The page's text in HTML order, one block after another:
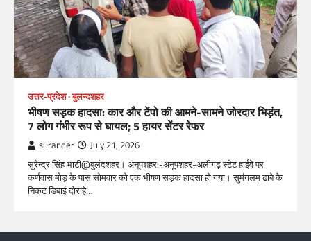
उत्तर-प्रदेश बुलन्दशहर
भीषण सड़क हादसा: कार और टेंपो की आमने-सामने जोरदार भिड़ंत,
7 लोग गंभीर रूप से घायल; 5 हायर सेंटर रेफर​
surander July 21, 2026
सुरेन्द्र सिंह भाटी@बुलंदशहर। अनूपशहर:-अनूपशहर-अलीगढ़ स्टेट हाईवे पर
कर्णवास मोड़ के पास सोमवार को एक भीषण सड़क हादसा हो गया। सुमंगलम ढाबे के
निकट डिबाई दोराहे…